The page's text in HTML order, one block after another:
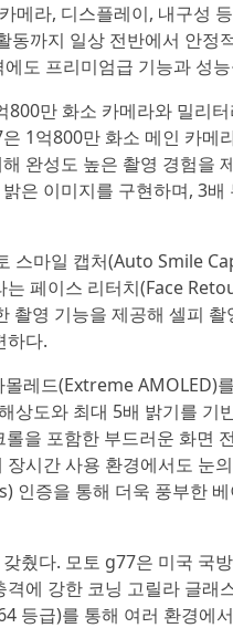
메라, 디스플레이, 내구성
동까지 일상 전반에서 안
도 프리미엄급 기능과 성
800만 화소 카메라와 밀리
1억800만 화소 메인 카메
완성도 높은 촬영 경험을
은 이미지를 구현하며, 3
스마일 캡처(Auto Smile
는 페이스 리터치(Face
영 기능을 제공해 셀피
하다.
레드(Extreme AMOLED)
상도와 최대 5배 밝기를
을 포함한 부드러운 화면
시간 사용 환경에서도 눈
인증을 통해 더욱 풍부한
췄다. 모토 g77은 미국 국
에 강한 코닝 고릴라 글
등급)를 통해 여러 환경에